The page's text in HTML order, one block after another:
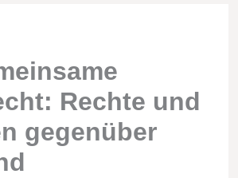
Rechte und
gegenüber